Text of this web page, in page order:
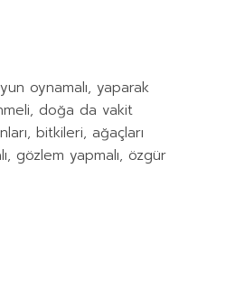
oynamalı, yaparak
doğa da vakit
bitkileri, ağaçları
gözlem yapmalı, özgür